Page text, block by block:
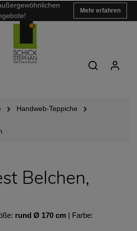
Mehr erfahren
Handweb-Teppiche
Belchen,
rund Ø 170 cm | Farbe: